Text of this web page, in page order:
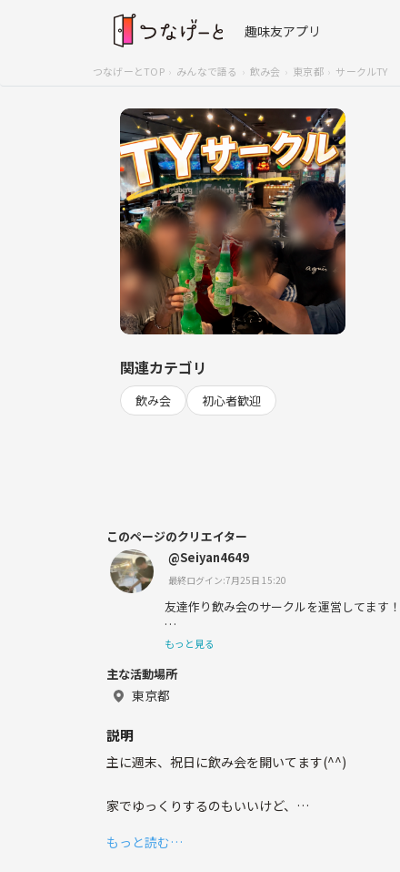
趣味友アプリ
つなげーとTOP みんなで語る 飲み会 東京都 サークルTY
関連カテゴリ
飲み会 初心者歓迎
このページのクリエイター
@Seiyan4649
最終ログイン:7月25日 15:20
友達作り飲み会のサークルを運営してます！
せっかくのお休み前、
家でゆっくりするのもいいけど、
どうせなら居酒屋でワイワイと
1人参加、初参加の人も大歓迎(^^)
まずは気軽に遊びに来てください🙌
もっと見る
主な活動場所
東京都
説明
主に週末、祝日に飲み会を開いてます(^^)
家でゆっくりするのもいいけど、
友達作り＆趣味友作りをしませんか！？
もっと読む…